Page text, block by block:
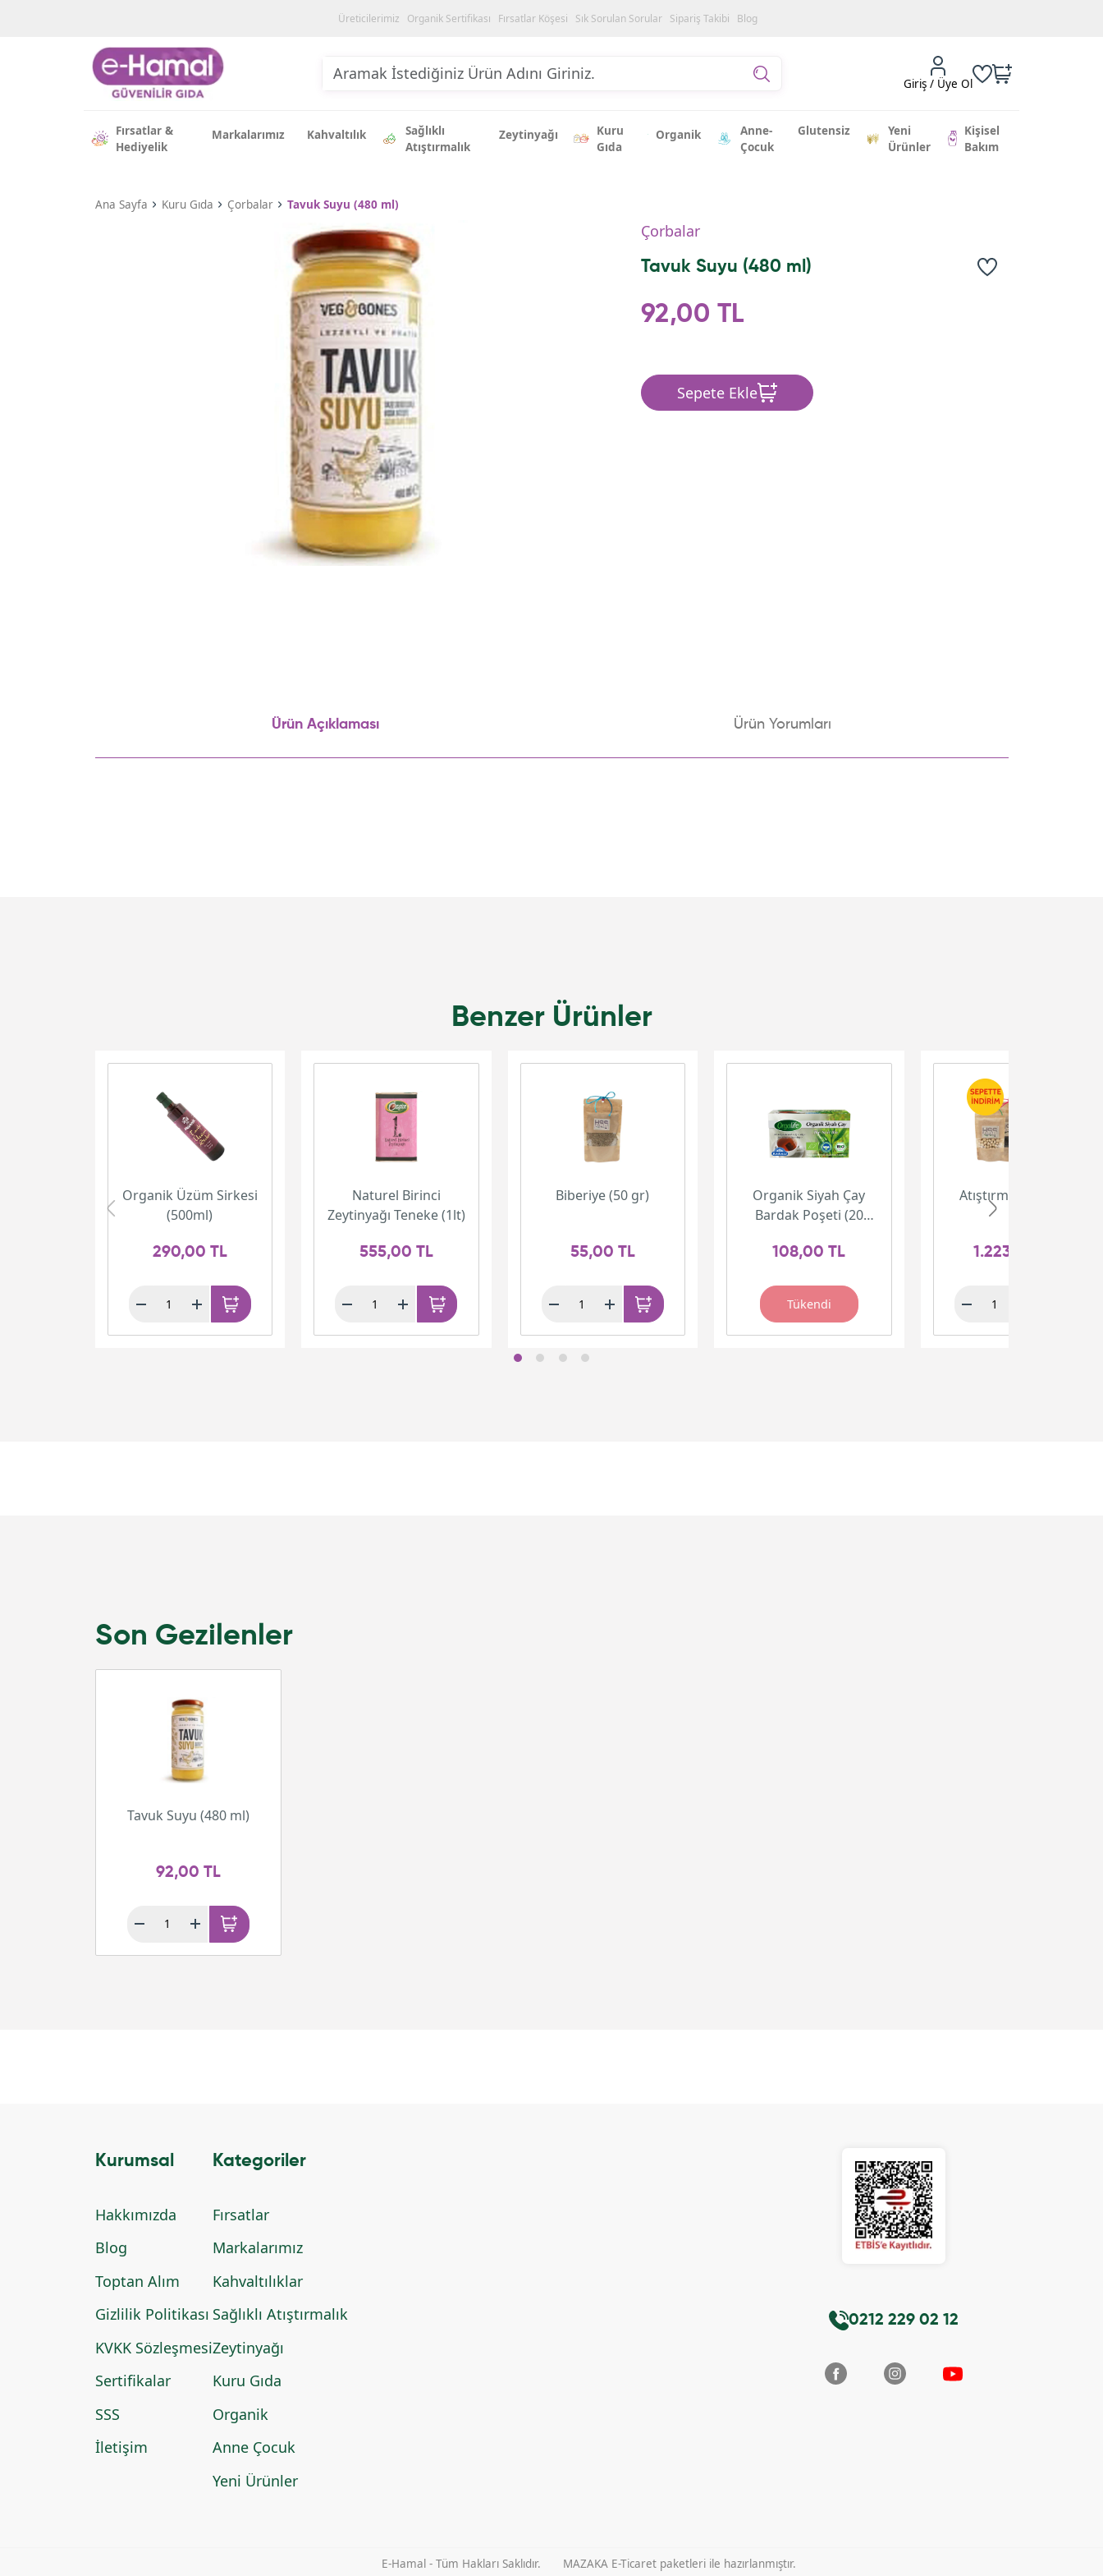
Üreticilerimiz Organik Sertifikası Fırsatlar Köşesi Sık Sorulan Sorular Sipariş Takibi Blog
Giriş / Üye Ol
Fırsatlar &
Hediyelik
Markalarımız Kahvaltılık
Sağlıklı
Atıştırmalık
Zeytinyağı
Kuru
Gıda
Organik
Anne-
Çocuk
Glutensiz
Yeni
Ürünler
Kişisel
Bakım
Ana Sayfa Kuru Gıda Çorbalar Tavuk Suyu (480 ml)
Çorbalar
Tavuk Suyu (480 ml)
92,00 TL
Sepete Ekle
Ürün Açıklaması Ürün Yorumları
Benzer Ürünler
Organik Üzüm Sirkesi
(500ml)
290,00 TL
Naturel Birinci
Zeytinyağı Teneke (1lt)
555,00 TL
Biberiye (50 gr)
55,00 TL
Organik Siyah Çay
Bardak Poşeti (20
108,00 TL
Tükendi
Atıştırmalık Paketi
1.223,00 TL
Son Gezilenler
Tavuk Suyu (480 ml)
92,00 TL
Kurumsal
Hakkımızda
Blog
Toptan Alım
Gizlilik Politikası
KVKK Sözleşmesi
Sertifikalar
SSS
İletişim
Kategoriler
Fırsatlar
Markalarımız
Kahvaltılıklar
Sağlıklı Atıştırmalık
Zeytinyağı
Kuru Gıda
Organik
Anne Çocuk
Yeni Ürünler
0212 229 02 12
E-Hamal - Tüm Hakları Saklıdır. MAZAKA E-Ticaret paketleri ile hazırlanmıştır.